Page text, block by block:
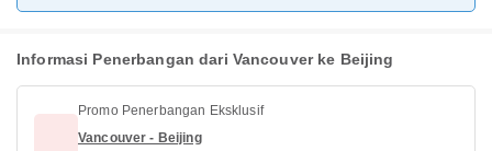
Informasi Penerbangan dari Vancouver ke Beijing
Promo Penerbangan Eksklusif
Vancouver - Beijing